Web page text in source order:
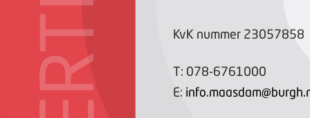
KvK nummer 23057858
T: 078-6761000
E: